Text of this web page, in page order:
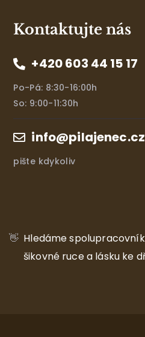
Kontaktujte nás
+420 603 44 15 17
Po-Pá: 8:30-16:00h
So: 9:00-11:30h
info@pilajenec.cz
pište kdykoliv
👋 Hledáme
šikovné ruce a lásku ke